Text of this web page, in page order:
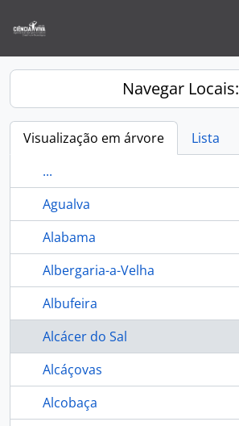
Navegar Locais:
Visualização em árvore Lista
...
Agualva
Alabama
Albergaria-a-Velha
Albufeira
Alcácer do Sal
Alcáçovas
Alcobaça